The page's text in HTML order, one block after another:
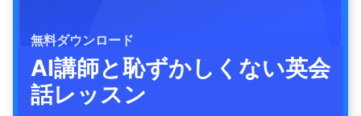
無料ダウンロード
AI講師と恥ずかしくない英会
話レッスン